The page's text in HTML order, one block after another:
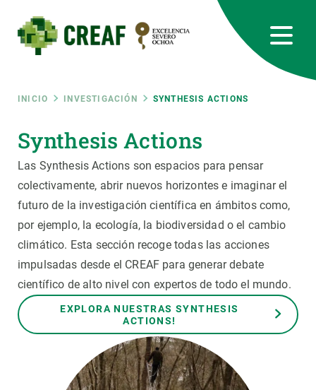
contenido
principal
Ruta
de
navegación
INICIO INVESTIGACIÓN SYNTHESIS ACTIONS
Synthesis Actions
Las Synthesis Actions son espacios para pensar
colectivamente, abrir nuevos horizontes e imaginar el
futuro de la investigación científica en ámbitos como,
por ejemplo, la ecología, la biodiversidad o el cambio
climático. Esta sección recoge todas las acciones
impulsadas desde el CREAF para generar debate
científico de alto nivel con expertos de todo el mundo.
EXPLORA NUESTRAS SYNTHESIS
ACTIONS!
RRSS
Featured
responsive
INTRANET
Responsive
menu
INVESTIGACIÓN
CIENCIA EN ACCIÓN
ÚNETE A NOSOTROS
NOTICIAS Y AGENDA